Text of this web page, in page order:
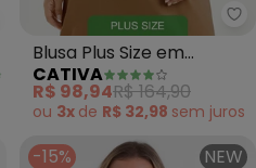
Mais Mulher - Blusa
Blusa Plus Size em
Viscose (Branco )
CATIVA
R$ 98,94R$ 164,90
ou 3x de R$ 32,98 sem juros
-15% NEW